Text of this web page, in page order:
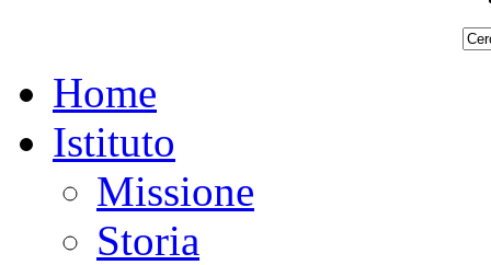
Home
Istituto
Missione
Storia